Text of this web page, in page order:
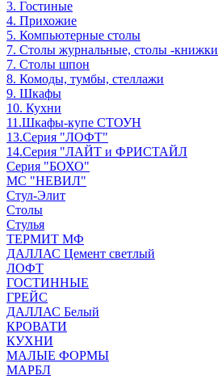
3. Гостиные
4. Прихожие
5. Компьютерные столы
7. Столы журнальные, столы -книжки
7. Столы шпон
8. Комоды, тумбы, стеллажи
9. Шкафы
10. Кухни
11.Шкафы-купе СТОУН
13.Серия "ЛОФТ"
14.Серия "ЛАЙТ и ФРИСТАЙЛ
Серия "БОХО"
МС "НЕВИЛ"
Стул-Элит
Столы
Стулья
ТЕРМИТ МФ
ДАЛЛАС Цемент светлый
ЛОФТ
ГОСТИННЫЕ
ГРЕЙС
ДАЛЛАС Белый
КРОВАТИ
КУХНИ
МАЛЫЕ ФОРМЫ
МАРБЛ